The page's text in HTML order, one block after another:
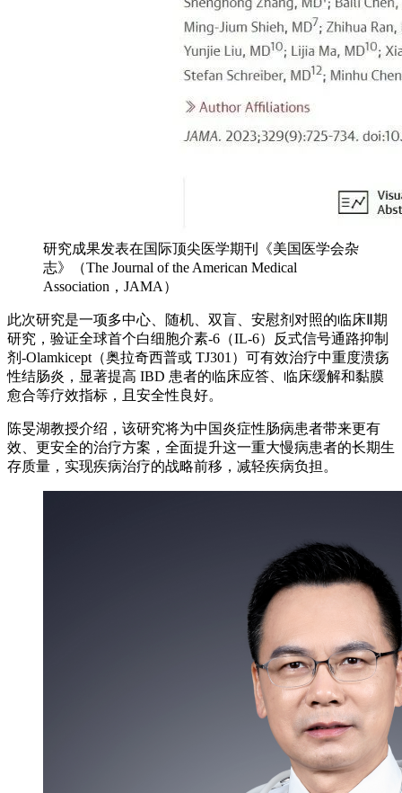
研究成果发表在国际顶尖医学期刊《美国医学会杂
志》（The Journal of the American Medical
Association，JAMA）
此次研究是一项多中心、随机、双盲、安慰剂对照的临床Ⅱ期
研究，验证全球首个白细胞介素-6（IL-6）反式信号通路抑制
剂-Olamkicept（奥拉奇西普或 TJ301）可有效治疗中重度溃疡
性结肠炎，显著提高 IBD 患者的临床应答、临床缓解和黏膜
愈合等疗效指标，且安全性良好。
陈旻湖教授介绍，该研究将为中国炎症性肠病患者带来更有
效、更安全的治疗方案，全面提升这一重大慢病患者的长期生
存质量，实现疾病治疗的战略前移，减轻疾病负担。